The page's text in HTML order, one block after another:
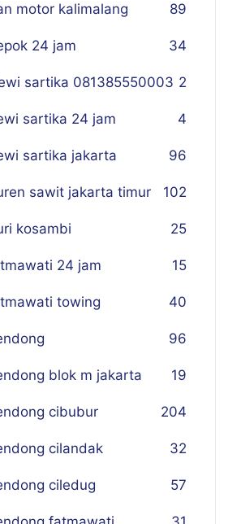
motor kalimalang 89
24 jam 34
sartika 081385550003 2
sartika 24 jam 4
sartika jakarta 96
sawit jakarta timur 102
kosambi 25
24 jam 15
towing 40
96
blok m jakarta 19
cibubur 204
cilandak 32
ciledug 57